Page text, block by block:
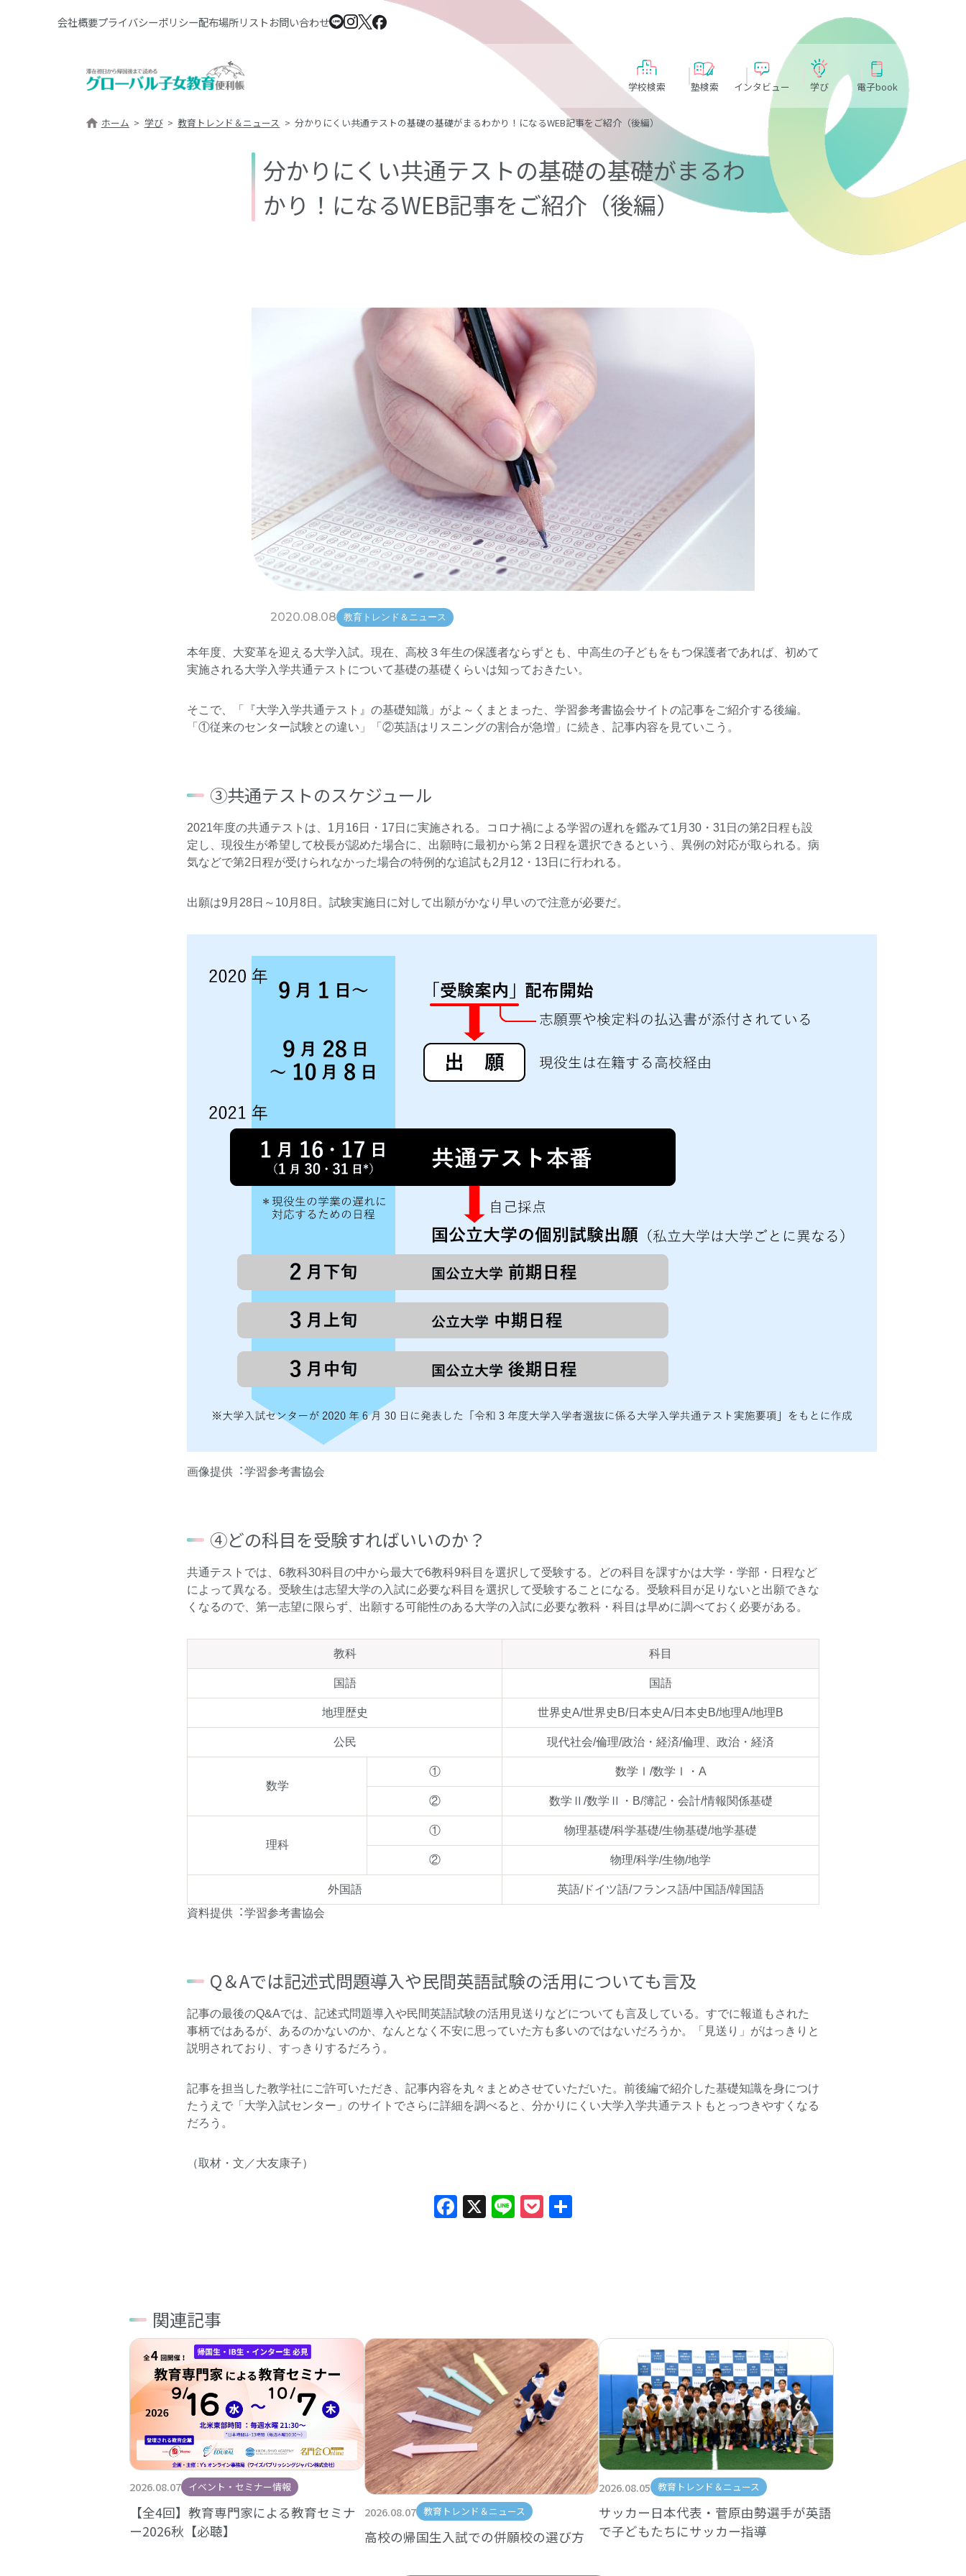
会社概要プライバシーポリシー配布場所リストお問い合わせ
学校検索 塾検索 インタビュー 学び 電子book
ホーム 学び 教育トレンド＆ニュース 分かりにくい共通テストの基礎の基礎がまるわかり！になるWEB記事をご紹介（後編）
分かりにくい共通テストの基礎の基礎がまるわ
かり！になるWEB記事をご紹介（後編）
2020.08.08 教育トレンド＆ニュース
本年度、大変革を迎える大学入試。現在、高校３年生の保護者ならずとも、中高生の子どもをもつ保護者であれば、初めて
実施される大学入学共通テストについて基礎の基礎くらいは知っておきたい。
そこで、「『大学入学共通テスト』の基礎知識」がよ～くまとまった、学習参考書協会サイトの記事をご紹介する後編。
「①従来のセンター試験との違い」「②英語はリスニングの割合が急増」に続き、記事内容を見ていこう。
③共通テストのスケジュール
2021年度の共通テストは、1月16日・17日に実施される。コロナ禍による学習の遅れを鑑みて1月30・31日の第2日程も設
定し、現役生が希望して校長が認めた場合に、出願時に最初から第２日程を選択できるという、異例の対応が取られる。病
気などで第2日程が受けられなかった場合の特例的な追試も2月12・13日に行われる。
出願は9月28日～10月8日。試験実施日に対して出願がかなり早いので注意が必要だ。
画像提供︓学習参考書協会
④どの科目を受験すればいいのか？
共通テストでは、6教科30科目の中から最大で6教科9科目を選択して受験する。どの科目を課すかは大学・学部・日程など
によって異なる。受験生は志望大学の入試に必要な科目を選択して受験することになる。受験科目が足りないと出願できな
くなるので、第一志望に限らず、出願する可能性のある大学の入試に必要な教科・科目は早めに調べておく必要がある。
教科 科目
国語 国語
地理歴史 世界史A/世界史B/日本史A/日本史B/地理A/地理B
公民 現代社会/倫理/政治・経済/倫理、政治・経済
数学
① 数学Ⅰ/数学Ⅰ・A
② 数学Ⅱ/数学Ⅱ・B/簿記・会計/情報関係基礎
理科
① 物理基礎/科学基礎/生物基礎/地学基礎
② 物理/科学/生物/地学
外国語
英語/ドイツ語/フランス語/中国語/韓国語
資料提供︓学習参考書協会
Q＆Aでは記述式問題導入や民間英語試験の活用についても言及
記事の最後のQ&Aでは、記述式問題導入や民間英語試験の活用見送りなどについても言及している。すでに報道もされた
事柄ではあるが、あるのかないのか、なんとなく不安に思っていた方も多いのではないだろうか。「見送り」がはっきりと
説明されており、すっきりするだろう。
記事を担当した教学社にご許可いただき、記事内容を丸々まとめさせていただいた。前後編で紹介した基礎知識を身につけ
たうえで 「大学入試センター」 のサイトでさらに詳細を調べると、分かりにくい大学入学共通テストもとっつきやすくなる
だろう。
（取材・文／大友康子）
Facebook
X LinePocket
関連記事
2026.08.07 イベント・セミナー情報
【全4回】教育専門家による教育セミナ
ー2026秋【必聴】
2026.08.07 教育トレンド＆ニュース
高校の帰国生入試での併願校の選び方
2026.08.05 教育トレンド＆ニュース
サッカー日本代表・菅原由勢選手が英語
で子どもたちにサッカー指導